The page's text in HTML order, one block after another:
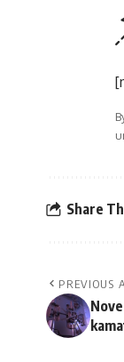
Share
PREVIOUS